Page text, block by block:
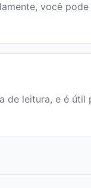
você
de leitura, e é